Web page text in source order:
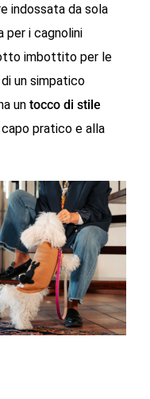
indossata da sola
per i cagnolini
imbottito per le
di un simpatico
un tocco di stile
pratico e alla